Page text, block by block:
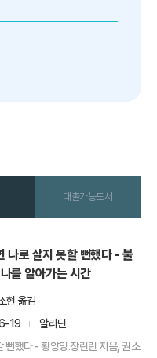
을 어디에 ...
대출가능도서
나로 살지 못할 뻔했다 - 불
를 알아가는 시간
현 옮김
19
알라딘
뻔했다 - 황양밍.장린린 지음, 권소